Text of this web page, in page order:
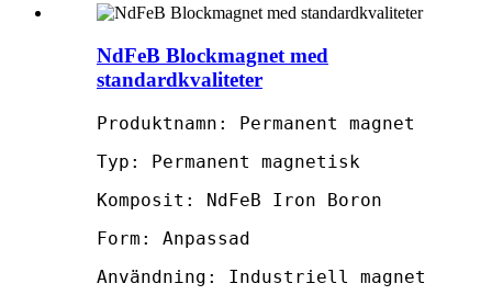
NdFeB Blockmagnet med
standardkvaliteter
Produktnamn: Permanent magnet
Typ: Permanent magnetisk
Komposit: NdFeB Iron Boron
Form: Anpassad
Användning: Industriell magnet